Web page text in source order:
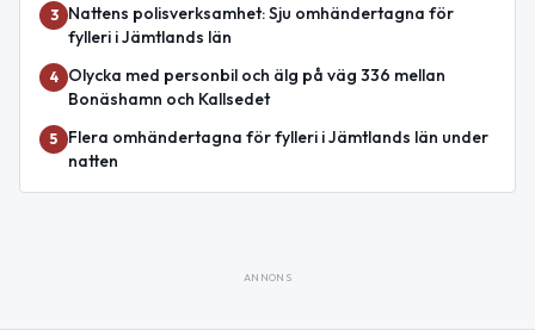
3
Nattens polisverksamhet: Sju omhändertagna för
fylleri i Jämtlands län
4
Olycka med personbil och älg på väg 336 mellan
Bonäshamn och Kallsedet
5
Flera omhändertagna för fylleri i Jämtlands län under
natten
ANNONS